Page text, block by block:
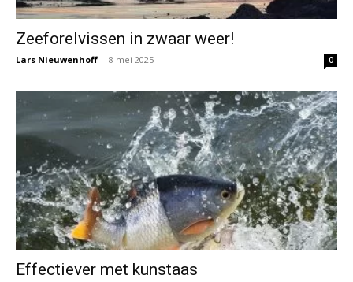
Zeeforelvissen in zwaar weer!
Lars Nieuwenhoff - 8 mei 2025 0
Effectiever met kunstaas